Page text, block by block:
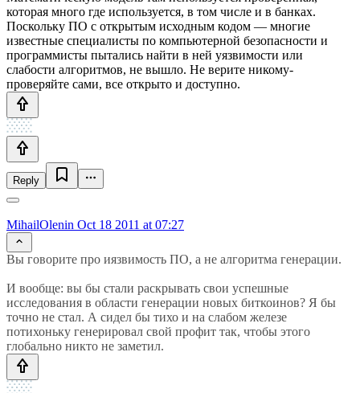
которая много где используется, в том числе и в банках.
Поскольку ПО с открытым исходным кодом — многие
известные специалисты по компьютерной безопасности и
программисты пытались найти в ней уязвимости или
слабости алгоритмов, не вышло. Не верите никому-
проверяйте сами, все открыто и доступно.
Reply
MihailOlenin Oct 18 2011 at 07:27
Вы говорите про иязвимость ПО, а не алгоритма генерации.
И вообще: вы бы стали раскрывать свои успешные
исследования в области генерации новых биткоинов? Я бы
точно не стал. А сидел бы тихо и на слабом железе
потихоньку генерировал свой профит так, чтобы этого
глобально никто не заметил.